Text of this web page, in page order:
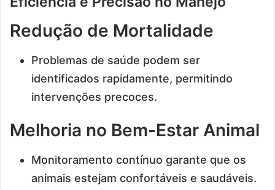
Redução de Mortalidade
Problemas de saúde podem ser
identificados rapidamente, permitindo
intervenções precoces.
Melhoria no Bem-Estar Animal
Monitoramento contínuo garante que os
animais estejam confortáveis e saudáveis.